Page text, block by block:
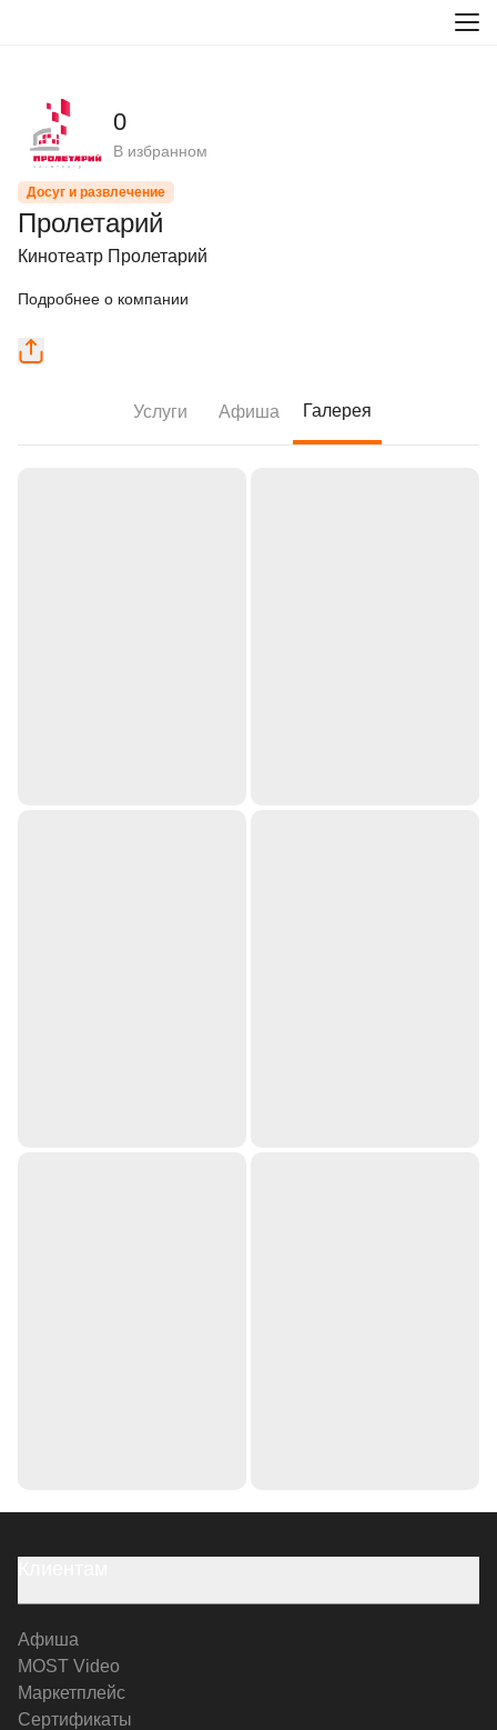
0
В избранном
Досуг и развлечение
Пролетарий
Кинотеатр Пролетарий
Подробнее о компании
Услуги Афиша Галерея
Афиша
MOST Video
Маркетплейс
Сертификаты